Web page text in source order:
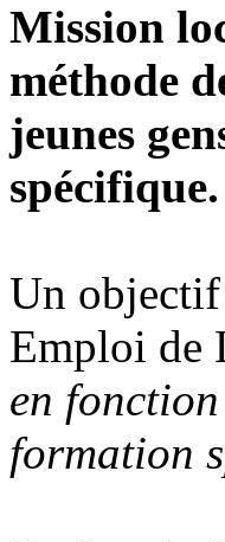
Mission
méthode
jeunes
spécifique.
Un
Emploi de
en
formation